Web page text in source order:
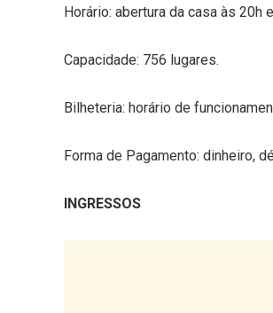
Horário: abertura da casa às 20h
Capacidade: 756 lugares.
Bilheteria: horário de
Forma de Pagamento: dinheiro,
INGRESSOS